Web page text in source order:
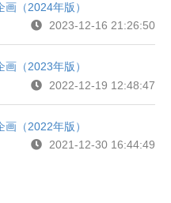
（2024年版）
2023-12-16 21:26:50
（2023年版）
2022-12-19 12:48:47
（2022年版）
2021-12-30 16:44:49